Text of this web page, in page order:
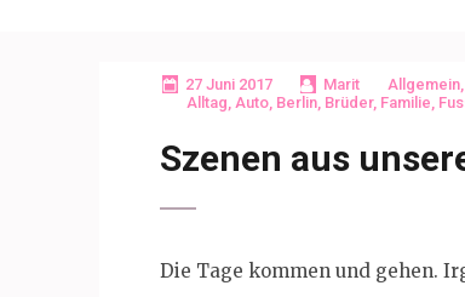
27 Juni 2017 Marit Allgemein,
Alltag, Auto, Berlin, Brüder, Familie,
Szenen aus
Die Tage kommen und gehen.